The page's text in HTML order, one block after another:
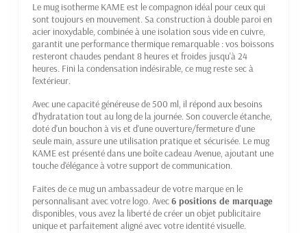
Le mug isotherme KAME est le compagnon idéal pour ceux qui
sont toujours en mouvement. Sa construction à double paroi en
acier inoxydable, combinée à une isolation sous vide en cuivre,
garantit une performance thermique remarquable : vos boissons
resteront chaudes pendant 8 heures et froides jusqu'à 24
heures. Fini la condensation indésirable, ce mug reste sec à
l'extérieur.
Avec une capacité généreuse de 500 ml, il répond aux besoins
d'hydratation tout au long de la journée. Son couvercle étanche,
doté d'un bouchon à vis et d'une ouverture/fermeture d'une
seule main, assure une utilisation pratique et sécurisée. Le mug
KAME est présenté dans une boîte cadeau Avenue, ajoutant une
touche d'élégance à votre support de communication.
Faites de ce mug un ambassadeur de votre marque en le
personnalisant avec votre logo. Avec6 positions de marquage
disponibles, vous avez la liberté de créer un objet publicitaire
unique et parfaitement aligné avec votre identité visuelle.